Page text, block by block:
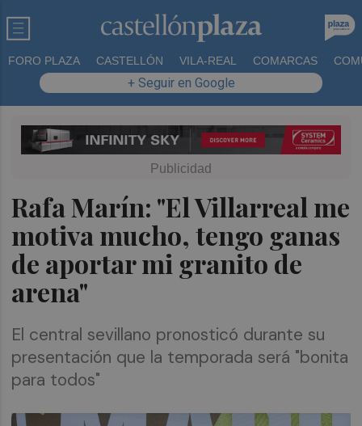
FORO PLAZA CASTELLÓN VILA-REAL COMARCAS
+ Seguir en Google
Rafa Marín: "El Villarreal me
motiva mucho, tengo ganas
de aportar mi granito de
arena"
El central sevillano pronosticó durante su
presentación que la temporada será "bonita
para todos"